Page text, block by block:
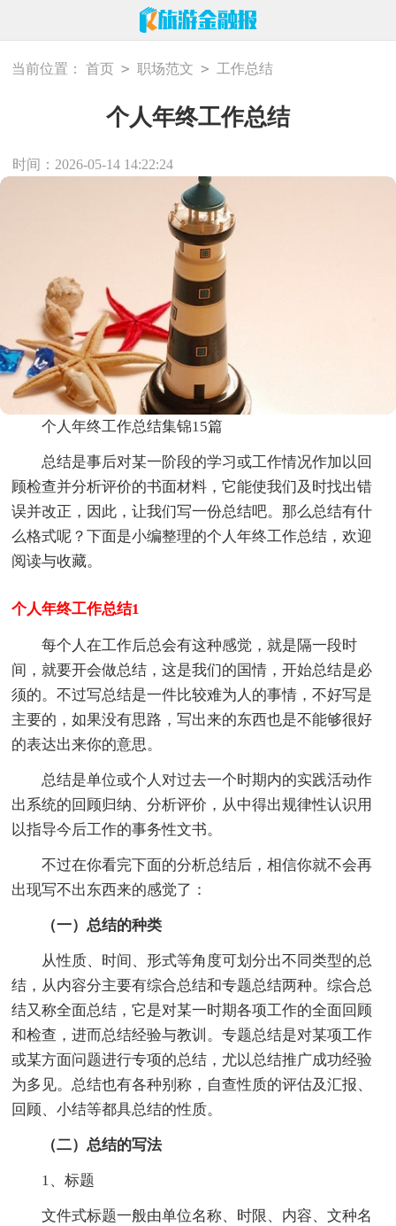
当前位置： 首页 > 职场范文 > 工作总结
个人年终工作总结
时间：2026-05-14 14:22:24
个人年终工作总结集锦15篇
总结是事后对某一阶段的学习或工作情况作加以回
顾检查并分析评价的书面材料，它能使我们及时找出错
误并改正，因此，让我们写一份总结吧。那么总结有什
么格式呢？下面是小编整理的个人年终工作总结，欢迎
阅读与收藏。
个人年终工作总结1
每个人在工作后总会有这种感觉，就是隔一段时
间，就要开会做总结，这是我们的国情，开始总结是必
须的。不过写总结是一件比较难为人的事情，不好写是
主要的，如果没有思路，写出来的东西也是不能够很好
的表达出来你的意思。
总结是单位或个人对过去一个时期内的实践活动作
出系统的回顾归纳、分析评价，从中得出规律性认识用
以指导今后工作的事务性文书。
不过在你看完下面的分析总结后，相信你就不会再
出现写不出东西来的感觉了：
（一）总结的种类
从性质、时间、形式等角度可划分出不同类型的总
结，从内容分主要有综合总结和专题总结两种。综合总
结又称全面总结，它是对某一时期各项工作的全面回顾
和检查，进而总结经验与教训。专题总结是对某项工作
或某方面问题进行专项的总结，尤以总结推广成功经验
为多见。总结也有各种别称，自查性质的评估及汇报、
回顾、小结等都具总结的性质。
（二）总结的写法
1、标题
文件式标题一般由单位名称、时限、内容、文种名